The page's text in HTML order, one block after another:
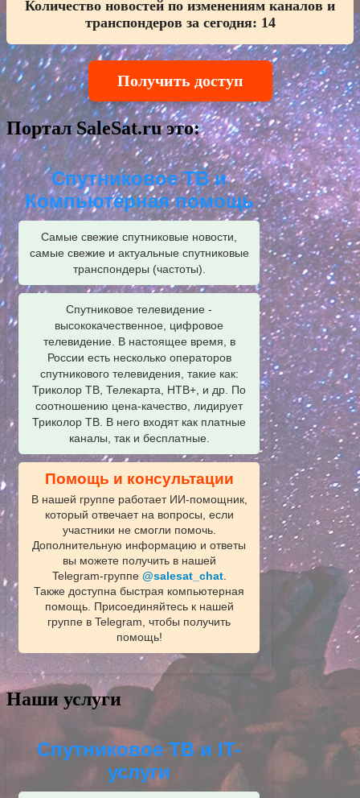
Количество новостей по изменениям каналов и
транспондеров за сегодня: 14
Получить доступ
Портал SaleSat.ru это:
Спутниковое ТВ и
Компьютерная помощь
Самые свежие спутниковые новости,
самые свежие и актуальные спутниковые
транспондеры (частоты).
Спутниковое телевидение -
высококачественное, цифровое
телевидение. В настоящее время, в
России есть несколько операторов
спутникового телевидения, такие как:
Триколор ТВ, Телекарта, НТВ+, и др. По
соотношению цена-качество, лидирует
Триколор ТВ. В него входят как платные
каналы, так и бесплатные.
Помощь и консультации
В нашей группе работает ИИ‑помощник,
который отвечает на вопросы, если
участники не смогли помочь.
Дополнительную информацию и ответы
вы можете получить в нашей
Telegram‑группе @salesat_chat.
Также доступна быстрая компьютерная
помощь. Присоединяйтесь к нашей
группе в Telegram, чтобы получить
помощь!
Наши услуги
Спутниковое ТВ и IT-
услуги